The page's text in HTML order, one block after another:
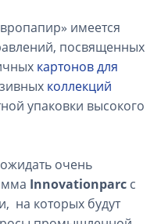
имеется
посвященных
картонов для
коллекций
упаковки высокого
очень
Innovationparc с
на которых будут